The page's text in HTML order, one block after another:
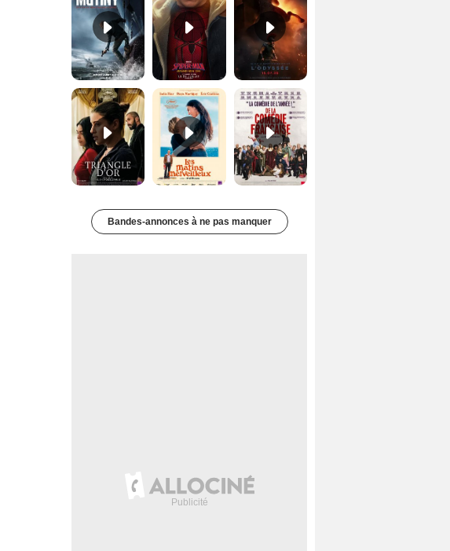
Le Triangle d'or Bande-annonce VF De la Comédie-Française Teaser VF
Bandes-annonces à ne pas manquer